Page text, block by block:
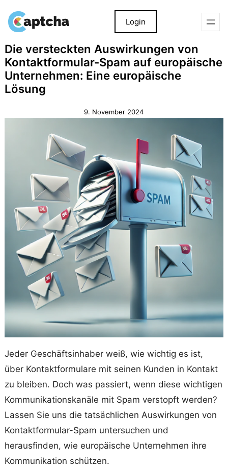
Inhalt
springen
Inhalt
springen
Login
Die versteckten Auswirkungen von
Kontaktformular-Spam auf europäische
Unternehmen: Eine europäische
Lösung
9. November 2024
Jeder Geschäftsinhaber weiß, wie wichtig es ist,
über Kontaktformulare mit seinen Kunden in Kontakt
zu bleiben. Doch was passiert, wenn diese wichtigen
Kommunikationskanäle mit Spam verstopft werden?
Lassen Sie uns die tatsächlichen Auswirkungen von
Kontaktformular-Spam untersuchen und
herausfinden, wie europäische Unternehmen ihre
Kommunikation schützen.